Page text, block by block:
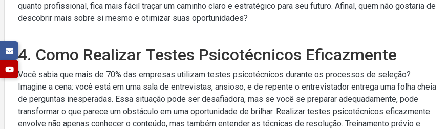
quanto profissional, fica mais fácil traçar um caminho claro e estratégico para seu futuro. Afinal, quem não gostaria de
descobrir mais sobre si mesmo e otimizar suas oportunidades?
4. Como Realizar Testes Psicotécnicos Eficazmente
Você sabia que mais de 70% das empresas utilizam testes psicotécnicos durante os processos de seleção?
Imagine a cena: você está em uma sala de entrevistas, ansioso, e de repente o entrevistador entrega uma folha cheia
de perguntas inesperadas. Essa situação pode ser desafiadora, mas se você se preparar adequadamente, pode
transformar o que parece um obstáculo em uma oportunidade de brilhar. Realizar testes psicotécnicos eficazmente
envolve não apenas conhecer o conteúdo, mas também entender as técnicas de resolução. Treinamento prévio e